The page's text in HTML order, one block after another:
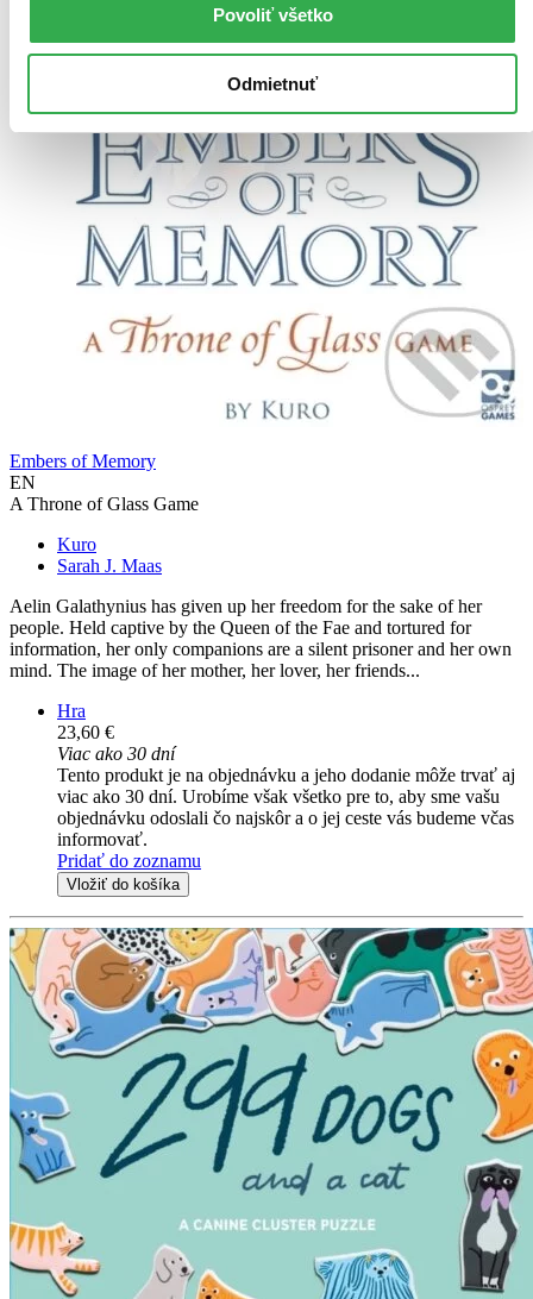
Povoliť všetko
Odmietnuť
Embers of Memory
EN
A Throne of Glass Game
Kuro
Sarah J. Maas
Aelin Galathynius has given up her freedom for the sake of her
people. Held captive by the Queen of the Fae and tortured for
information, her only companions are a silent prisoner and her own
mind. The image of her mother, her lover, her friends...
Hra
23,60 €
Viac ako 30 dní
Tento produkt je na objednávku a jeho dodanie môže trvať aj
viac ako 30 dní. Urobíme však všetko pre to, aby sme vašu
objednávku odoslali čo najskôr a o jej ceste vás budeme včas
informovať.
Pridať do zoznamu
Vložiť do košíka